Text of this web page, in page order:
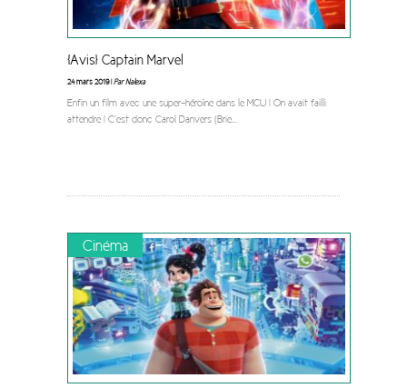
[Avis] Captain Marvel
24 mars 2019 |Par Nalexa
Enfin un film avec une super-héroïne dans le MCU ! On avait failli
attendre ! C’est donc Carol Danvers (Brie...
Cinéma